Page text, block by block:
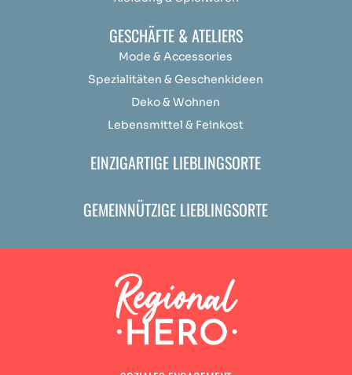
GESCHÄFTE & ATELIERS
Mode & Accessories
Spezialitäten & Geschenkideen
Deko & Wohnen
Lebensmittel & Feinkost
EINZIGARTIGE LIEBLINGSORTE
GEMEINNÜTZIGE LIEBLINGSORTE